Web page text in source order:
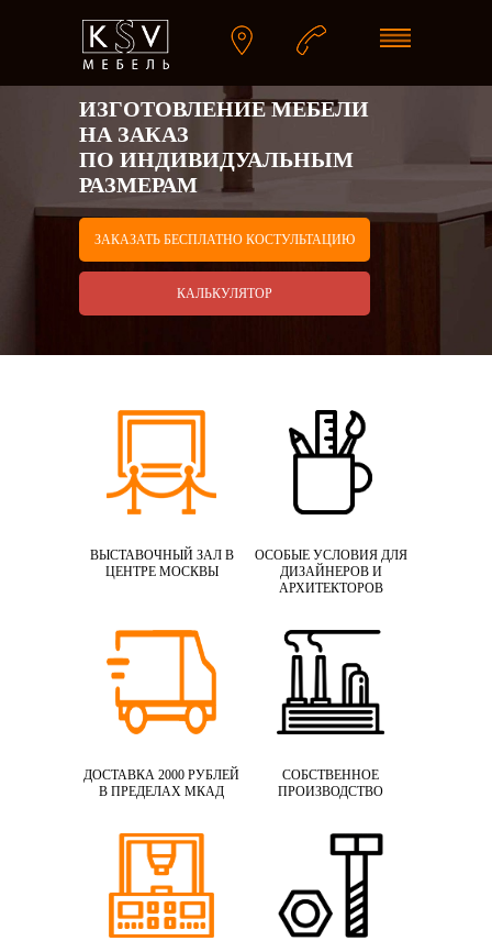
ИЗГОТОВЛЕНИЕ МЕБЕЛИ
НА ЗАКАЗ
ПО ИНДИВИДУАЛЬНЫМ
РАЗМЕРАМ
ЗАКАЗАТЬ БЕСПЛАТНО КОСТУЛЬТАЦИЮ
КАЛЬКУЛЯТОР
ВЫСТАВОЧНЫЙ ЗАЛ В
ЦЕНТРЕ МОСКВЫ
ОСОБЫЕ УСЛОВИЯ ДЛЯ
ДИЗАЙНЕРОВ И
АРХИТЕКТОРОВ
ДОСТАВКА 2000 РУБЛЕЙ
В ПРЕДЕЛАХ МКАД
СОБСТВЕННОЕ
ПРОИЗВОДСТВО